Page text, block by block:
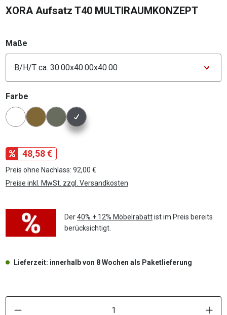
XORA Aufsatz T40 MULTIRAUMKONZEPT
Maße
Farbe
Konfigurator Farbe
48,58 €
Preis ohne Nachlass: 92,00 €
Preise inkl. MwSt. zzgl. Versandkosten
Der40% + 12% Möbelrabattist im Preis bereits
berücksichtigt.
Lieferzeit: innerhalb von 8 Wochen als Paketlieferung